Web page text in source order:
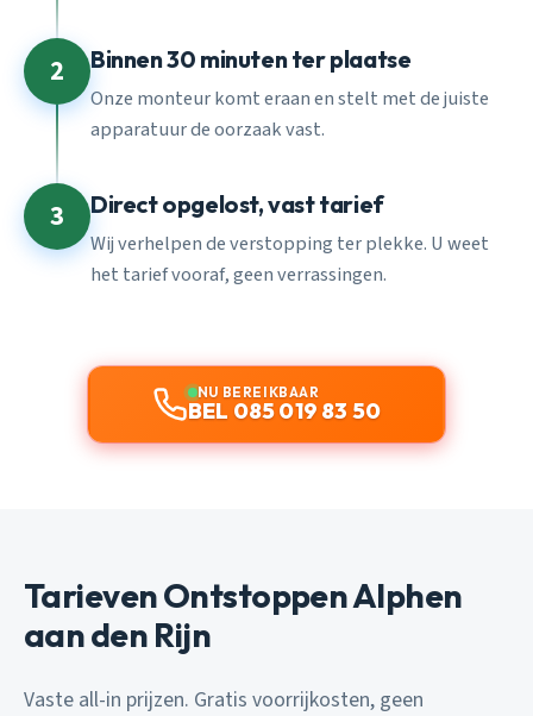
2 Binnen 30 minuten ter plaatse
Onze monteur komt eraan en stelt met de juiste
apparatuur de oorzaak vast.
3 Direct opgelost, vast tarief
Wij verhelpen de verstopping ter plekke. U weet
het tarief vooraf, geen verrassingen.
NU BEREIKBAAR
BEL 085 019 83 50
Tarieven Ontstoppen Alphen
aan den Rijn
Vaste all-in prijzen. Gratis voorrijkosten, geen